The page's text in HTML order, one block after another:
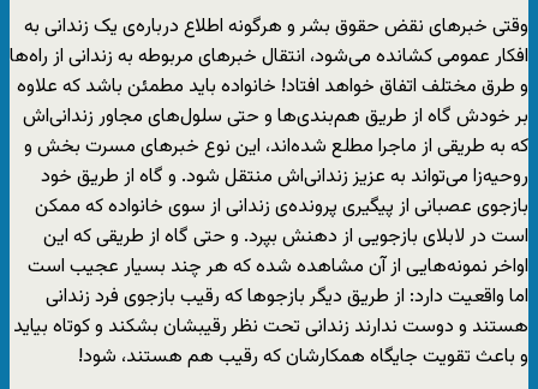
وقتی خبرهای نقض حقوق بشر و هرگونه اطلاع درباره‌ی یک زندانی به
افکار عمومی کشانده می‌شود، انتقال خبرهای مربوطه به زندانی از راه‌ها
و طرق مختلف اتفاق خواهد افتاد! خانواده باید مطمئن باشد که علاوه
بر خودش گاه از طریق هم‌بندی‌ها و حتی سلول‌های مجاور زندانی‌اش
که به طریقی از ماجرا مطلع شده‌اند، این نوع خبرهای مسرت بخش و
روحیه‌زا می‌تواند به عزیز زندانی‌اش منتقل شود. و گاه از طریق خود
بازجوی عصبانی از پیگیری پرونده‌ی زندانی از سوی خانواده که ممکن
است در لابلای بازجویی از دهنش بپرد. و حتی گاه از طریقی که این
اواخر نمونه‌هایی از آن مشاهده شده که هر چند بسیار عجیب است
اما واقعیت دارد: از طریق دیگر بازجوها که رقیب بازجوی فرد زندانی
هستند و دوست ندارند زندانی تحت نظر رقیبشان بشکند و کوتاه بیاید
و باعث تقویت جایگاه همکارشان که رقیب هم هستند، شود!